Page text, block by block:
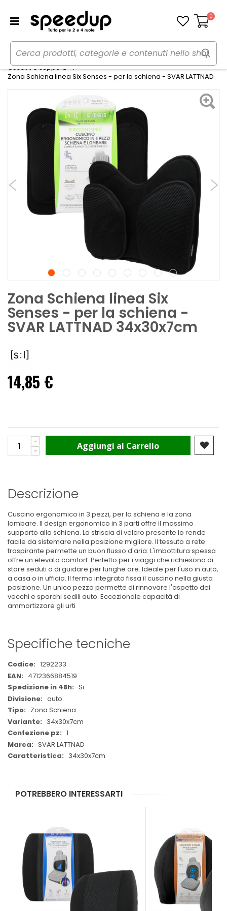
Carrello
0
Home Auto
Accessori interni e comfort
Cuscini e supporti
Zona Schiena linea Six Senses - per la schiena - SVAR LATTNAD
Zona Schiena linea Six
Senses - per la schiena -
SVAR LATTNAD 34x30x7cm
14,85 €
Aggiungi al Carrello
Descrizione
Cuscino ergonomico in 3 pezzi, per la schiena e la zona
lombare. Il design ergonomico in 3 parti offre il massimo
supporto alla schiena. La striscia di velcro presente lo rende
facile da sistemare nella posizione migliore. Il tessuto a rete
traspirante permette un buon flusso d'aria. L'imbottitura spessa
offre un elevato comfort. Perfetto per i viaggi che richiesono di
stare seduti o di guidare per lunghe ore. Ideale per l'uso in auto,
a casa o in ufficio. Il fermo integrato fissa il cuscino nella giusta
posizione. Un unico pezzo permette di rinnovare l'aspetto dei
vecchi e sporchi sedili auto. Eccezionale capacità di
ammortizzare gli urti
Specifiche tecniche
Maggiori
Informazioni
1292233
4712366884519
Si
auto
Zona Schiena
34x30x7cm
1
SVAR LATTNAD
34x30x7cm
POTREBBERO INTERESSARTI